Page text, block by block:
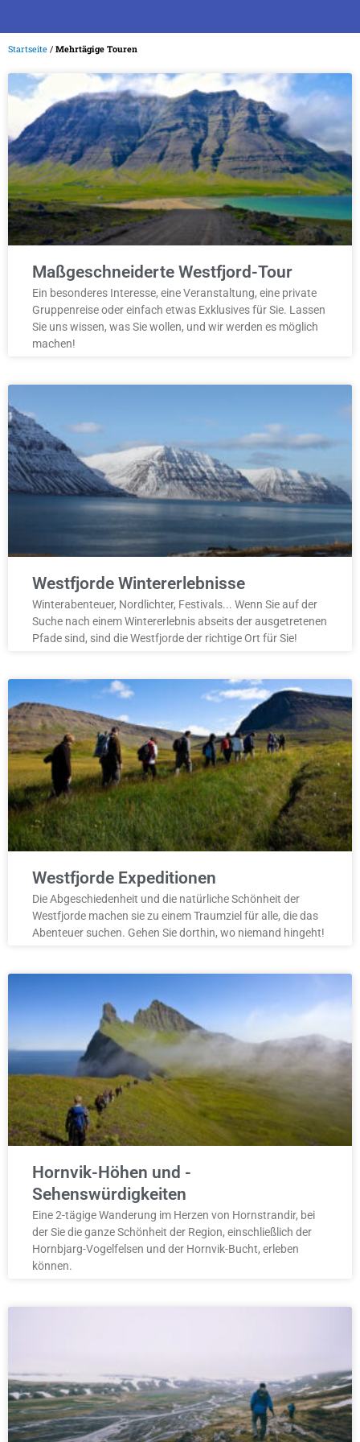
Startseite / Mehrtägige Touren
Maßgeschneiderte Westfjord-Tour
Ein besonderes Interesse, eine Veranstaltung, eine private
Gruppenreise oder einfach etwas Exklusives für Sie. Lassen
Sie uns wissen, was Sie wollen, und wir werden es möglich
machen!
Westfjorde Wintererlebnisse
Winterabenteuer, Nordlichter, Festivals... Wenn Sie auf der
Suche nach einem Wintererlebnis abseits der ausgetretenen
Pfade sind, sind die Westfjorde der richtige Ort für Sie!
Westfjorde Expeditionen
Die Abgeschiedenheit und die natürliche Schönheit der
Westfjorde machen sie zu einem Traumziel für alle, die das
Abenteuer suchen. Gehen Sie dorthin, wo niemand hingeht!
Hornvik-Höhen und -
Sehenswürdigkeiten
Eine 2-tägige Wanderung im Herzen von Hornstrandir, bei
der Sie die ganze Schönheit der Region, einschließlich der
Hornbjarg-Vogelfelsen und der Hornvik-Bucht, erleben
können.